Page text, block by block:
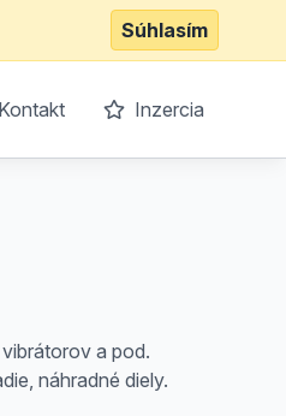
Súhlasím
Kontakt Inzercia
a pod.
náhradné diely.